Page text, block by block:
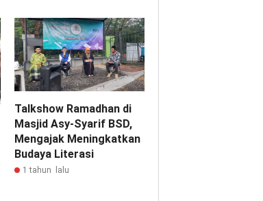
Talkshow Ramadhan di
Masjid Asy-Syarif BSD,
Mengajak Meningkatkan
Budaya Literasi
1 tahun lalu